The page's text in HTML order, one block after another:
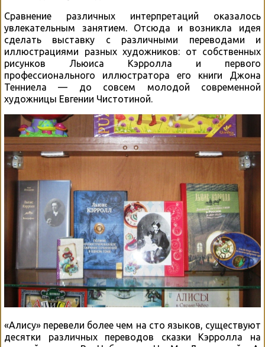
Сравнение различных интерпретаций оказалось
увлекательным занятием. Отсюда и возникла идея
сделать выставку с различными переводами и
иллюстрациями разных художников: от собственных
рисунков Льюиса Кэрролла и первого
профессионального иллюстратора его книги Джона
Тенниела — до совсем молодой современной
художницы Евгении Чистотиной.
«Алису» перевели более чем на сто языков, существуют
десятки различных переводов сказки Кэрролла на